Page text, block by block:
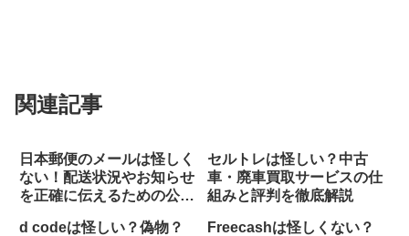
関連記事
日本郵便のメールは怪しく
ない！配送状況やお知らせ
を正確に伝えるための公式
セルトレは怪しい？中古
車・廃車買取サービスの仕
組みと評判を徹底解説
d codeは怪しい？偽物？
Freecashは怪しくない？